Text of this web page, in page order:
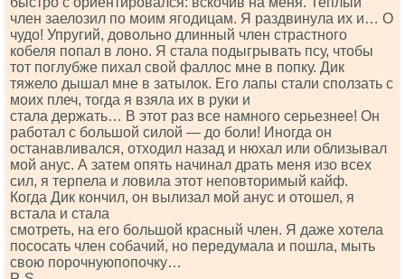
член заелозил по моим ягодицам. Я раздвинула их и… О
чудо! Упругий, довольно длинный член страстного
кобеля попал в лоно. Я стала подыгрывать псу, чтобы
тот поглубже пихал свой фаллос мне в попку. Дик
тяжело дышал мне в затылок. Его лапы стали сползать с
моих плеч, тогда я взяла их в руки и
стала держать… В этот раз все намного серьезнее! Он
работал с большой силой — до боли! Иногда он
останавливался, отходил назад и нюхал или облизывал
мой анус. А затем опять начинал драть меня изо всех
сил, я терпела и ловила этот неповторимый кайф.
Когда Дик кончил, он вылизал мой анус и отошел, я
встала и стала
смотреть, на его большой красный член. Я даже хотела
пососать член собачий, но передумала и пошла, мыть
свою порочнуюпопочку…